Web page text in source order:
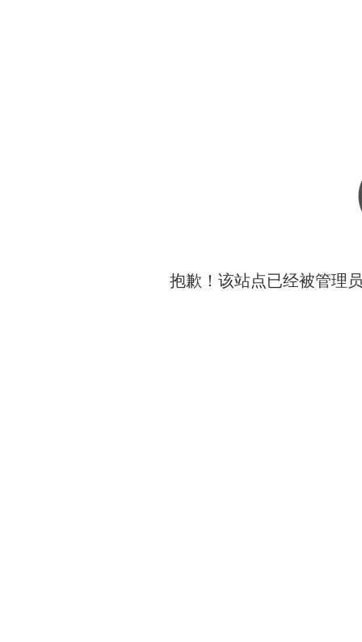
抱歉！该站点已经被管理